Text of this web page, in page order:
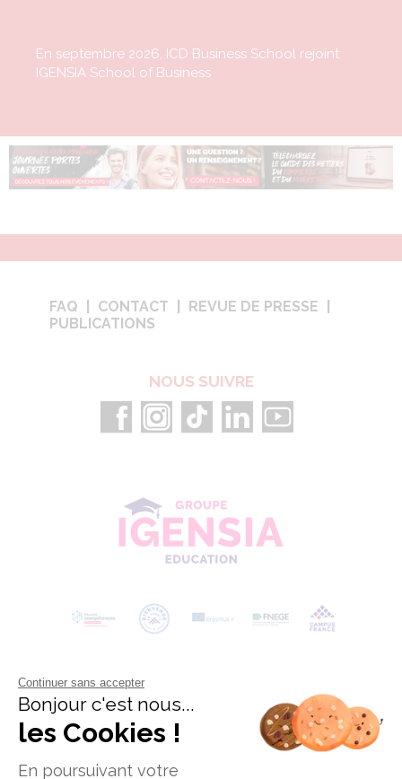
En septembre 2026, ICD Business School rejoint
IGENSIA School of Business
FAQ CONTACT
REVUE DE PRESSE
PUBLICATIONS
NOUS SUIVRE
Continuer sans accepter
Bonjour c'est nous...
les Cookies !
En poursuivant votre